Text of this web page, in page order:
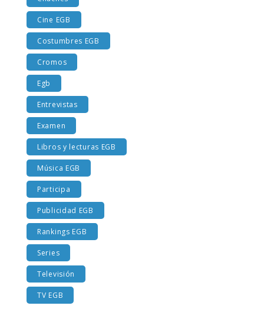
Chuches
Cine EGB
Costumbres EGB
Cromos
Egb
Entrevistas
Examen
Libros y lecturas EGB
Música EGB
Participa
Publicidad EGB
Rankings EGB
Series
Televisión
TV EGB